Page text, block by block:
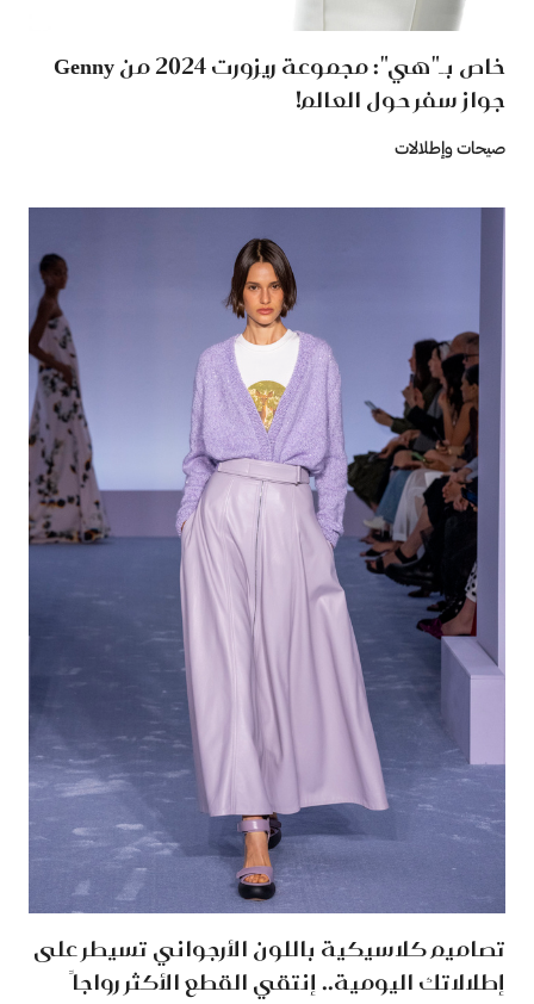
خاص بـ"هي": مجموعة ريزورت 2024 من Genny
جواز سفر حول العالم!
صيحات وإطلالات
تصاميم كلاسيكية باللون الأرجواني تسيطر على
إطلالاتك اليومية.. إنتقي القطع الأكثر رواجاً